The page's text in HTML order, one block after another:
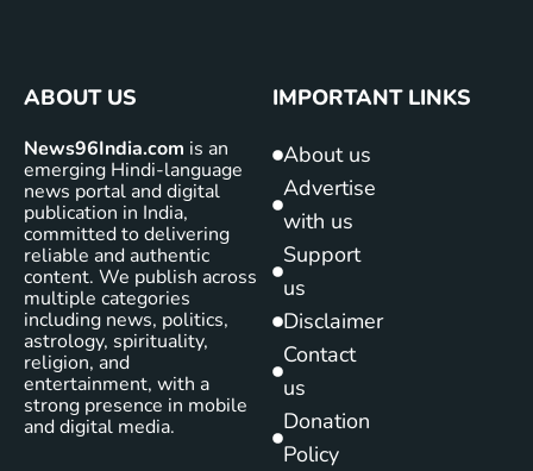
ABOUT US
News96India.com is an
emerging Hindi-language
news portal and digital
publication in India,
committed to delivering
reliable and authentic
content. We publish across
multiple categories
including news, politics,
astrology, spirituality,
religion, and
entertainment, with a
strong presence in mobile
and digital media.
IMPORTANT LINKS
About us
Advertise
with us
Support
us
Disclaimer
Contact
us
Donation
Policy